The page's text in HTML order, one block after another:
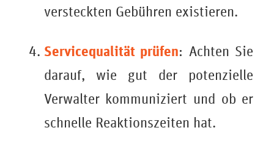
versteckten Gebühren existieren.
Servicequalität prüfen: Achten Sie
darauf, wie gut der potenzielle
Verwalter kommuniziert und ob er
schnelle Reaktionszeiten hat.